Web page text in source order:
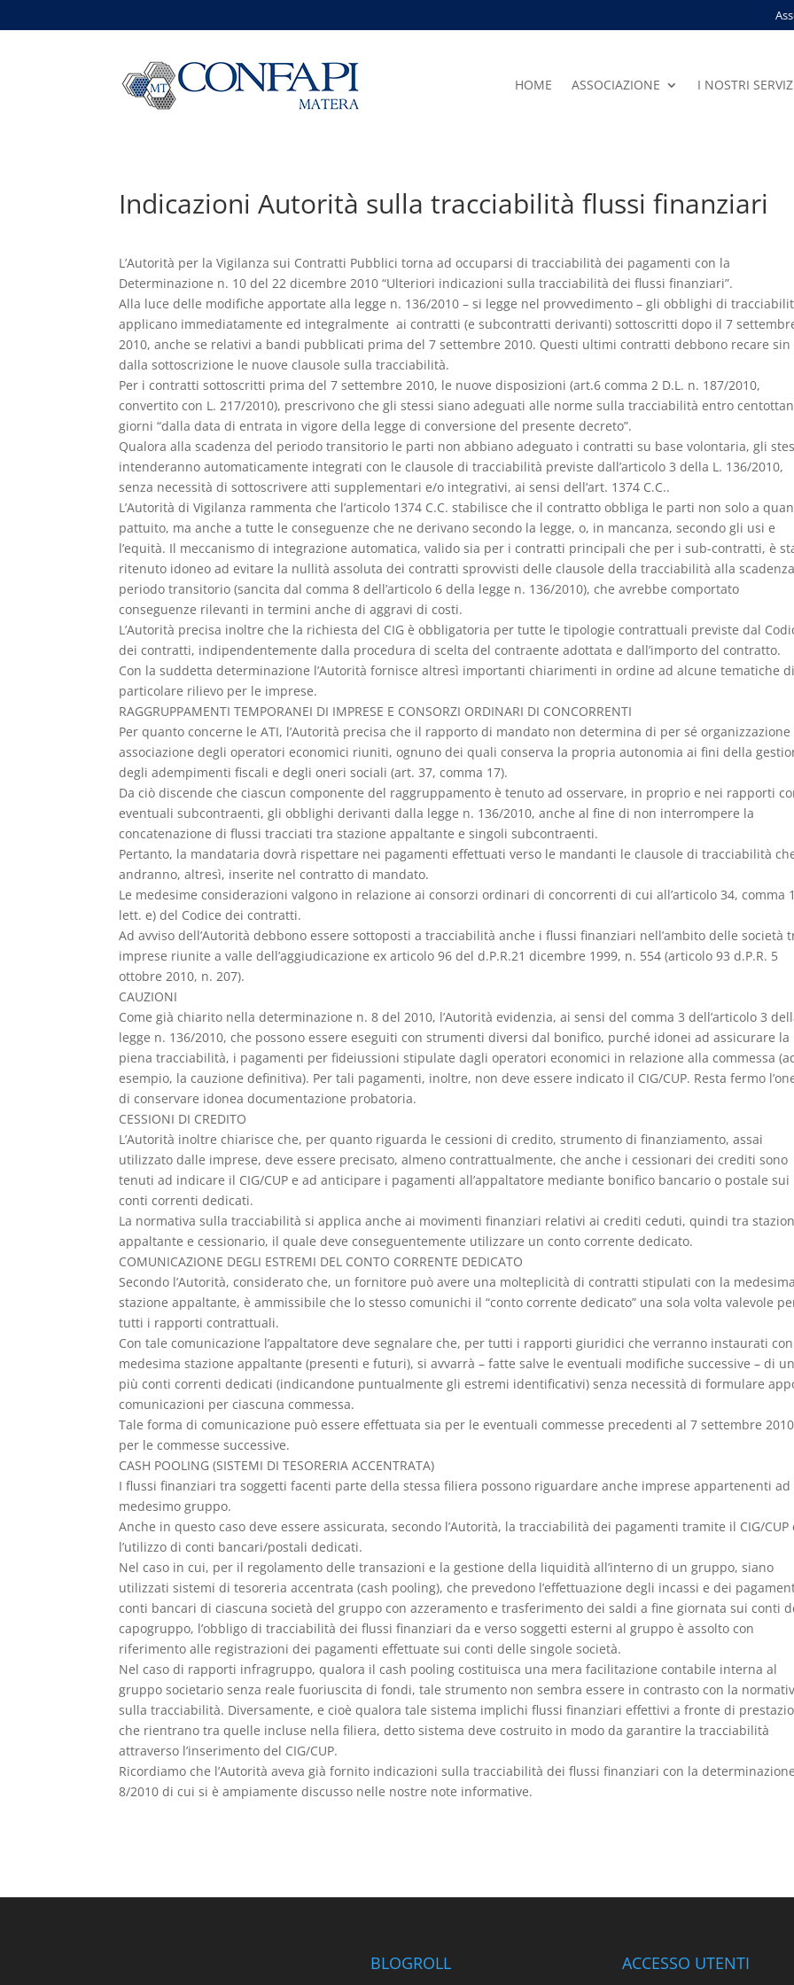
HOME ASSOCIAZIONE I NOSTRI
Indicazioni Autorità sulla tracciabilità flussi finanziari
L’Autorità per la Vigilanza sui Contratti Pubblici torna ad occuparsi di tracciabilità dei pagamenti con la
Determinazione n. 10 del 22 dicembre 2010 “Ulteriori indicazioni sulla tracciabilità dei flussi finanziari”.
Alla luce delle modifiche apportate alla legge n. 136/2010 – si legge nel provvedimento – gli obblighi di
applicano immediatamente ed integralmente ai contratti (e subcontratti derivanti) sottoscritti dopo il 7
2010, anche se relativi a bandi pubblicati prima del 7 settembre 2010. Questi ultimi contratti debbono recare sin
dalla sottoscrizione le nuove clausole sulla tracciabilità.
Per i contratti sottoscritti prima del 7 settembre 2010, le nuove disposizioni (art.6 comma 2 D.L. n. 187/2010,
convertito con L. 217/2010), prescrivono che gli stessi siano adeguati alle norme sulla tracciabilità entro
giorni “dalla data di entrata in vigore della legge di conversione del presente decreto”.
Qualora alla scadenza del periodo transitorio le parti non abbiano adeguato i contratti su base volontaria, gli
intenderanno automaticamente integrati con le clausole di tracciabilità previste dall’articolo 3 della L. 136/2010,
senza necessità di sottoscrivere atti supplementari e/o integrativi, ai sensi dell’art. 1374 C.C..
L’Autorità di Vigilanza rammenta che l’articolo 1374 C.C. stabilisce che il contratto obbliga le parti non solo a
pattuito, ma anche a tutte le conseguenze che ne derivano secondo la legge, o, in mancanza, secondo gli usi e
l’equità. Il meccanismo di integrazione automatica, valido sia per i contratti principali che per i sub-contratti, è
ritenuto idoneo ad evitare la nullità assoluta dei contratti sprovvisti delle clausole della tracciabilità alla
periodo transitorio (sancita dal comma 8 dell’articolo 6 della legge n. 136/2010), che avrebbe comportato
conseguenze rilevanti in termini anche di aggravi di costi.
L’Autorità precisa inoltre che la richiesta del CIG è obbligatoria per tutte le tipologie contrattuali previste dal
dei contratti, indipendentemente dalla procedura di scelta del contraente adottata e dall’importo del contratto.
Con la suddetta determinazione l’Autorità fornisce altresì importanti chiarimenti in ordine ad alcune tematiche di
particolare rilievo per le imprese.
RAGGRUPPAMENTI TEMPORANEI DI IMPRESE E CONSORZI ORDINARI DI CONCORRENTI
Per quanto concerne le ATI, l’Autorità precisa che il rapporto di mandato non determina di per sé organizzazione
associazione degli operatori economici riuniti, ognuno dei quali conserva la propria autonomia ai fini della
degli adempimenti fiscali e degli oneri sociali (art. 37, comma 17).
Da ciò discende che ciascun componente del raggruppamento è tenuto ad osservare, in proprio e nei rapporti
eventuali subcontraenti, gli obblighi derivanti dalla legge n. 136/2010, anche al fine di non interrompere la
concatenazione di flussi tracciati tra stazione appaltante e singoli subcontraenti.
Pertanto, la mandataria dovrà rispettare nei pagamenti effettuati verso le mandanti le clausole di tracciabilità
andranno, altresì, inserite nel contratto di mandato.
Le medesime considerazioni valgono in relazione ai consorzi ordinari di concorrenti di cui all’articolo 34, comma
lett. e) del Codice dei contratti.
Ad avviso dell’Autorità debbono essere sottoposti a tracciabilità anche i flussi finanziari nell’ambito delle società
imprese riunite a valle dell’aggiudicazione ex articolo 96 del d.P.R.21 dicembre 1999, n. 554 (articolo 93 d.P.R. 5
ottobre 2010, n. 207).
CAUZIONI
Come già chiarito nella determinazione n. 8 del 2010, l’Autorità evidenzia, ai sensi del comma 3 dell’articolo 3
legge n. 136/2010, che possono essere eseguiti con strumenti diversi dal bonifico, purché idonei ad assicurare la
piena tracciabilità, i pagamenti per fideiussioni stipulate dagli operatori economici in relazione alla commessa
esempio, la cauzione definitiva). Per tali pagamenti, inoltre, non deve essere indicato il CIG/CUP. Resta fermo
di conservare idonea documentazione probatoria.
CESSIONI DI CREDITO
L’Autorità inoltre chiarisce che, per quanto riguarda le cessioni di credito, strumento di finanziamento, assai
utilizzato dalle imprese, deve essere precisato, almeno contrattualmente, che anche i cessionari dei crediti sono
tenuti ad indicare il CIG/CUP e ad anticipare i pagamenti all’appaltatore mediante bonifico bancario o postale sui
conti correnti dedicati.
La normativa sulla tracciabilità si applica anche ai movimenti finanziari relativi ai crediti ceduti, quindi tra
appaltante e cessionario, il quale deve conseguentemente utilizzare un conto corrente dedicato.
COMUNICAZIONE DEGLI ESTREMI DEL CONTO CORRENTE DEDICATO
Secondo l’Autorità, considerato che, un fornitore può avere una molteplicità di contratti stipulati con la medesima
stazione appaltante, è ammissibile che lo stesso comunichi il “conto corrente dedicato” una sola volta valevole
tutti i rapporti contrattuali.
Con tale comunicazione l’appaltatore deve segnalare che, per tutti i rapporti giuridici che verranno instaurati
medesima stazione appaltante (presenti e futuri), si avvarrà – fatte salve le eventuali modifiche successive – di
più conti correnti dedicati (indicandone puntualmente gli estremi identificativi) senza necessità di formulare
comunicazioni per ciascuna commessa.
Tale forma di comunicazione può essere effettuata sia per le eventuali commesse precedenti al 7 settembre
per le commesse successive.
CASH POOLING (SISTEMI DI TESORERIA ACCENTRATA)
I flussi finanziari tra soggetti facenti parte della stessa filiera possono riguardare anche imprese appartenenti ad
medesimo gruppo.
Anche in questo caso deve essere assicurata, secondo l’Autorità, la tracciabilità dei pagamenti tramite il CIG/CUP
l’utilizzo di conti bancari/postali dedicati.
Nel caso in cui, per il regolamento delle transazioni e la gestione della liquidità all’interno di un gruppo, siano
utilizzati sistemi di tesoreria accentrata (cash pooling), che prevedono l’effettuazione degli incassi e dei
conti bancari di ciascuna società del gruppo con azzeramento e trasferimento dei saldi a fine giornata sui conti
capogruppo, l’obbligo di tracciabilità dei flussi finanziari da e verso soggetti esterni al gruppo è assolto con
riferimento alle registrazioni dei pagamenti effettuate sui conti delle singole società.
Nel caso di rapporti infragruppo, qualora il cash pooling costituisca una mera facilitazione contabile interna al
gruppo societario senza reale fuoriuscita di fondi, tale strumento non sembra essere in contrasto con la
sulla tracciabilità. Diversamente, e cioè qualora tale sistema implichi flussi finanziari effettivi a fronte di
che rientrano tra quelle incluse nella filiera, detto sistema deve costruito in modo da garantire la tracciabilità
attraverso l’inserimento del CIG/CUP.
Ricordiamo che l’Autorità aveva già fornito indicazioni sulla tracciabilità dei flussi finanziari con la
8/2010 di cui si è ampiamente discusso nelle nostre note informative.
BLOGROLL ACCESSO UTENTI